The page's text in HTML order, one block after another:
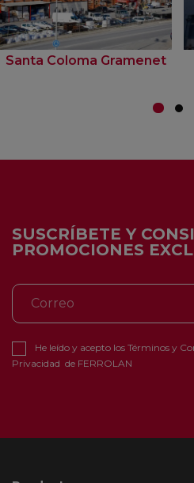
Santa Coloma Gramenet
SUSCRÍBETE Y
PROMOCIONES
He leído y acepto los Términos y
Privacidad de FERROLAN